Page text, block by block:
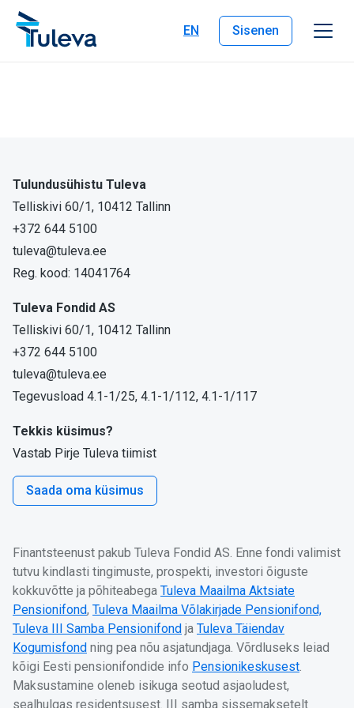
Liigu edasi sisu juurde
EN
Sisenen
Tulundusühistu Tuleva
Telliskivi 60/1, 10412 Tallinn
+372 644 5100
tuleva@tuleva.ee
Reg. kood: 14041764
Tuleva Fondid AS
Telliskivi 60/1, 10412 Tallinn
+372 644 5100
tuleva@tuleva.ee
Tegevusload 4.1-1/25, 4.1-1/112, 4.1-1/117
Tekkis küsimus?
Vastab Pirje Tuleva tiimist
Saada oma küsimus
Finantsteenust pakub Tuleva Fondid AS. Enne fondi valimist
tutvu kindlasti tingimuste, prospekti, investori õiguste
kokkuvõtte ja põhiteabega Tuleva Maailma Aktsiate
Pensionifond, Tuleva Maailma Võlakirjade Pensionifond,
Tuleva III Samba Pensionifond ja Tuleva Täiendav
Kogumisfond ning pea nõu asjatundjaga. Võrdluseks leiad
kõigi Eesti pensionifondide info Pensionikeskusest.
Maksustamine oleneb isikuga seotud asjaoludest,
sealhulgas residentsusest. III samba sissemaksetelt